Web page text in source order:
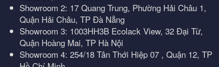
Showroom 2: 17 Quang Trung, Phường Hải Châu 1,
Quận Hải Châu, TP Đà Nẵng
Showroom 3: 1003HH3B Ecolack View, 32 Đại Từ,
Quận Hoàng Mai, TP Hà Nội
Showroom 4: 254/18 Tân Thới Hiệp 07 , Quận 12, TP